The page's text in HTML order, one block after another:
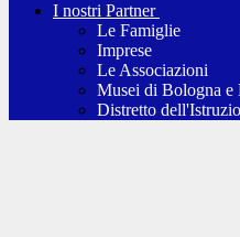
I nostri Partner
Le Famiglie
Imprese
Le Associazioni
Musei di Bologna e
Distretto